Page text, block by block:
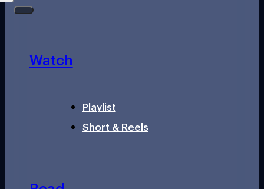
Watch
Playlist
Short & Reels